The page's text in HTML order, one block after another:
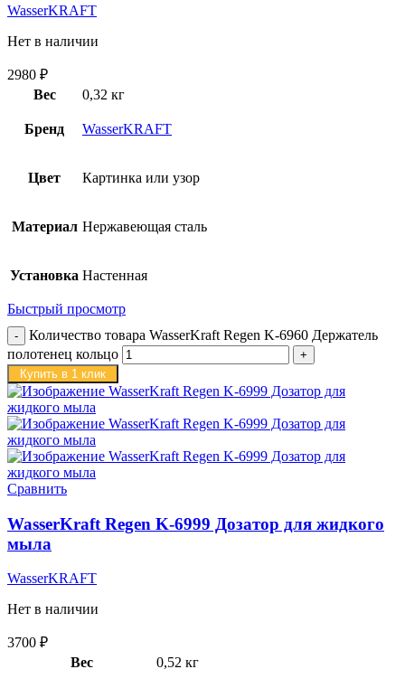
WasserKRAFT
Нет в наличии
2980 ₽
Вес
0,32 кг
Бренд WasserKRAFT
Цвет Картинка или узор
Материал Нержавеющая сталь
Установка Настенная
Быстрый просмотр
Количество товара WasserKraft Regen K-6960 Держатель
полотенец кольцо
Купить в 1 клик
Сравнить
WasserKraft Regen K-6999 Дозатор для жидкого
мыла
WasserKRAFT
Нет в наличии
3700 ₽
Вес
0,52 кг